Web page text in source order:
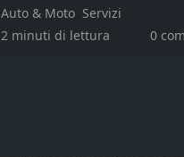
Auto & Moto Servizi
2 minuti di lettura
0